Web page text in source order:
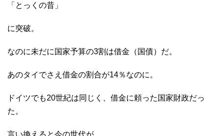
「とっくの昔」
に突破。
なのに未だに国家予算の3割は借金（国債）だ。
あのタイでさえ借金の割合が14％なのに。
ドイツでも20世紀は同じく、借金に頼った国家財政だっ
た。
言い換えると今の世代が